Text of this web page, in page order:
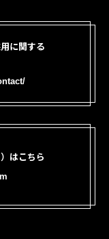
に関する
はこちら